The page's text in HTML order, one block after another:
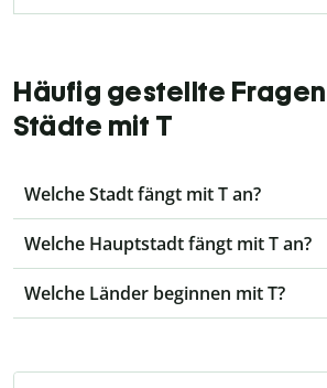
Häufig gestellte
Städte mit T
Welche Stadt fängt mit T an?
Welche Hauptstadt fängt mit T an?
Welche Länder beginnen mit T?